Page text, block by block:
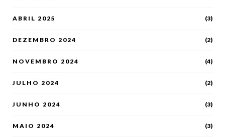
ABRIL 2025 (3)
DEZEMBRO 2024 (2)
NOVEMBRO 2024 (4)
JULHO 2024 (2)
JUNHO 2024 (3)
MAIO 2024 (3)